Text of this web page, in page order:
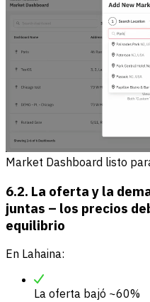
Market Dashboard listo
6.2. La oferta y la
juntas – los precios
equilibrio
En Lahaina:
La oferta bajó ~60%